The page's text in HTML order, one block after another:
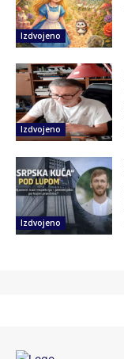
Izdvojeno
Izdvojeno
Izdvojeno